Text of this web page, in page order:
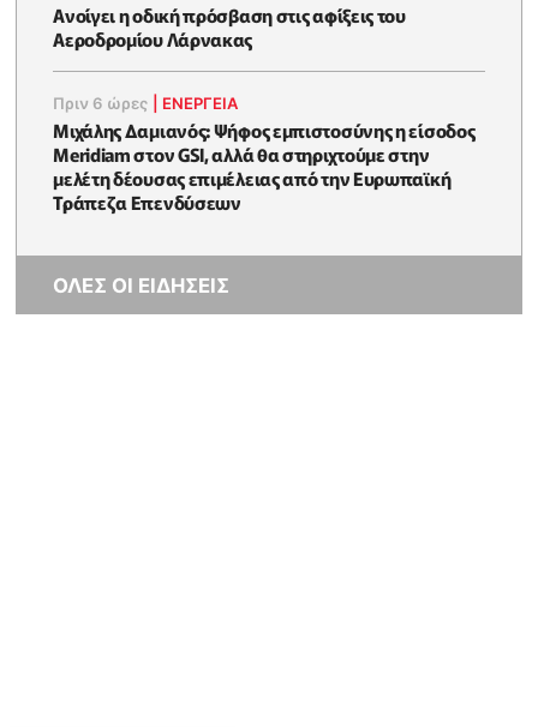
Ανοίγει η οδική πρόσβαση στις αφίξεις του
Αεροδρομίου Λάρνακας
Πριν 6 ώρες ΕΝΈΡΓΕΙΑ
Μιχάλης Δαμιανός: Ψήφος εμπιστοσύνης η είσοδος
Meridiam στον GSI, αλλά θα στηριχτούμε στην
μελέτη δέουσας επιμέλειας από την Ευρωπαϊκή
Τράπεζα Επενδύσεων
ΟΛΕΣ ΟΙ ΕΙΔΗΣΕΙΣ